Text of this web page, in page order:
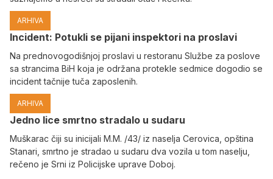
ARHIVA
Incident: Potukli se pijani inspektori na proslavi
Na prednovogodišnjoj proslavi u restoranu Službe za poslove
sa strancima BiH koja je održana protekle sedmice dogodio se
incident tačnije tuča zaposlenih.
ARHIVA
Јedno lice smrtno stradalo u sudaru
Muškarac čiji su inicijali M.M. /43/ iz naselja Cerovica, opština
Stanari, smrtno je stradao u sudaru dva vozila u tom naselju,
rečeno je Srni iz Policijske uprave Doboj.